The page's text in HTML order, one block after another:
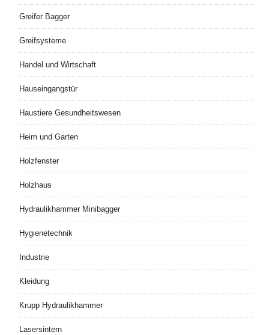
Greifer Bagger
Greifsysteme
Handel und Wirtschaft
Hauseingangstür
Haustiere Gesundheitswesen
Heim und Garten
Holzfenster
Holzhaus
Hydraulikhammer Minibagger
Hygienetechnik
Industrie
Kleidung
Krupp Hydraulikhammer
Lasersintern